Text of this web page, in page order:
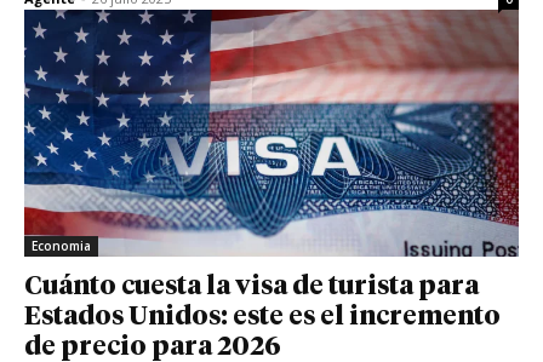
Economia
Cuánto cuesta la visa de turista para
Estados Unidos: este es el incremento
de precio para 2026